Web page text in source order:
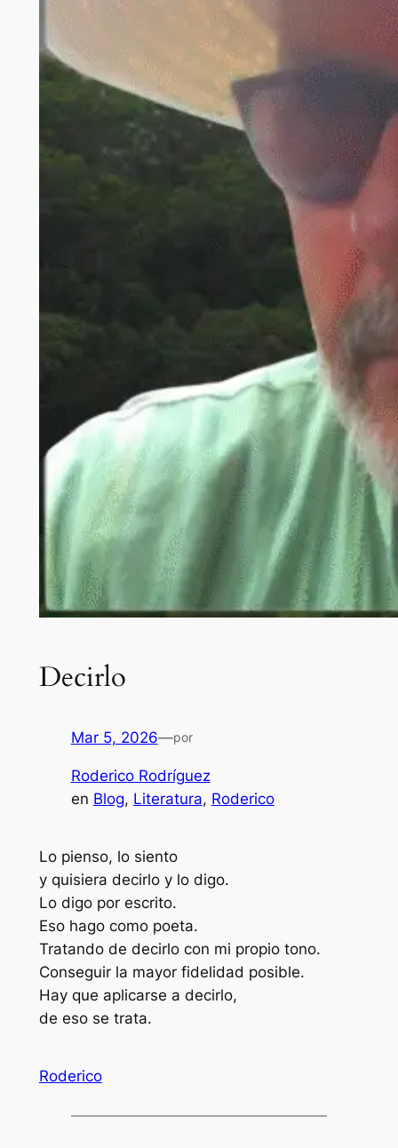
Decirlo
Mar 5, 2026—por
Roderico Rodríguez
en Blog, Literatura, Roderico
Lo pienso, lo siento
y quisiera decirlo y lo digo.
Lo digo por escrito.
Eso hago como poeta.
Tratando de decirlo con mi propio tono.
Conseguir la mayor fidelidad posible.
Hay que aplicarse a decirlo,
de eso se trata.
Roderico